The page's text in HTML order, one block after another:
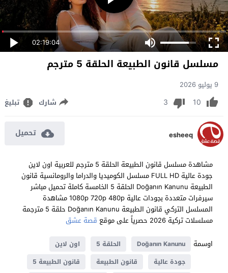
02:19:04
مسلسل قانون الطبيعة الحلقة 5 مترجم
9 يوليو 2026
10
3 شارك تبليغ
esheeq تحميل
مشاهدة مسلسل قانون الطبيعة الحلقة 5 مترجم للعربية اون لاين
جودة عالية FULL HD مسلسل الكوميديا والدراما والرومانسية قانون
الطبيعة Doğanın Kanunu الحلقة 5 الخامسة كاملة تحميل مباشر
سيرفرات متعددة بجودات عالية 1080p 720p 480p مشاهدة
المسلسل التركي قانون الطبيعة Doğanın Kanunu حلقة 5 مترجمة
مسلسلات تركية 2026 حصرياً على موقع
قصة عشق
اوسمة
Doğanın Kanunu الحلقة 5
اون لاين
جودة عالية
قانون الطبيعة
قانون الطبيعة 5